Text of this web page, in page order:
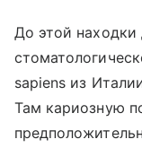
До этой
sapiens из
Там кариозную